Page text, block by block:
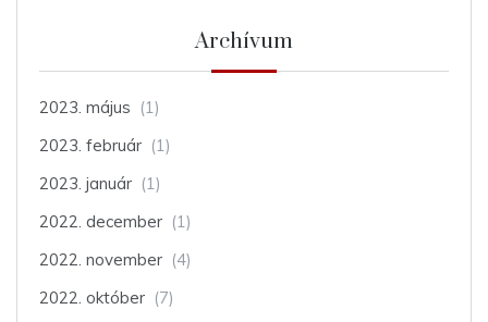
Archívum
2023. május (1)
2023. február (1)
2023. január (1)
2022. december (1)
2022. november (4)
2022. október (7)